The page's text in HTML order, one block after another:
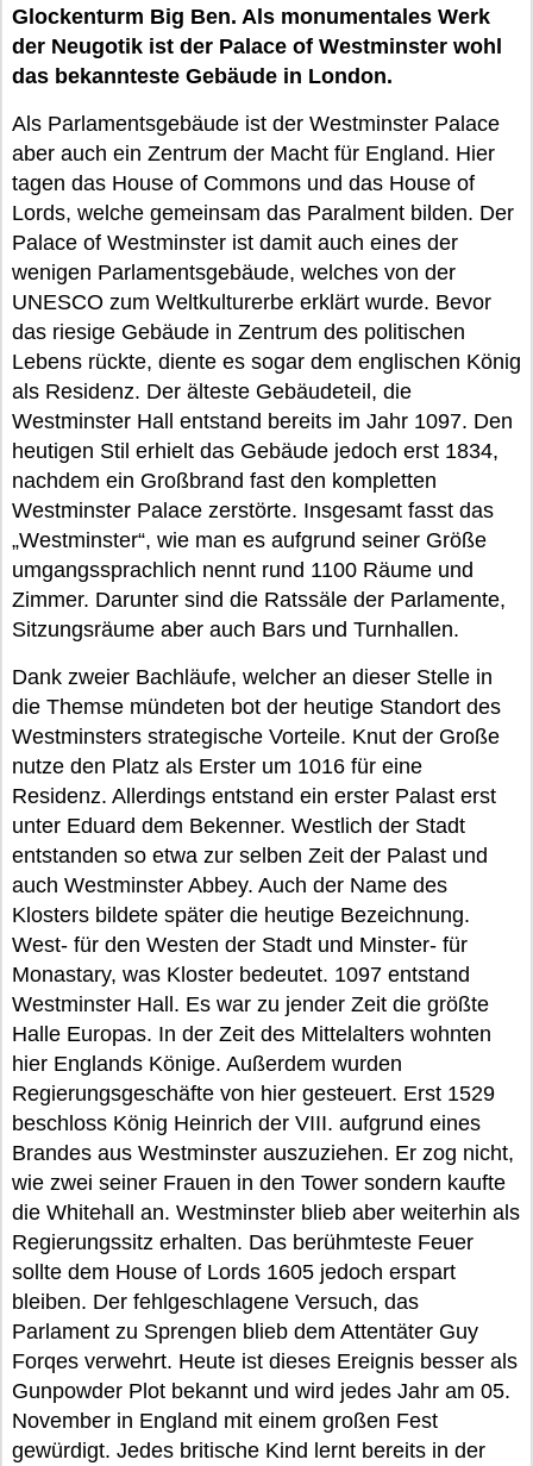
Glockenturm Big Ben. Als monumentales Werk
der Neugotik ist der Palace of Westminster wohl
das bekannteste Gebäude in London.
Als Parlamentsgebäude ist der Westminster Palace
aber auch ein Zentrum der Macht für England. Hier
tagen das House of Commons und das House of
Lords, welche gemeinsam das Paralment bilden. Der
Palace of Westminster ist damit auch eines der
wenigen Parlamentsgebäude, welches von der
UNESCO zum Weltkulturerbe erklärt wurde. Bevor
das riesige Gebäude in Zentrum des politischen
Lebens rückte, diente es sogar dem englischen König
als Residenz. Der älteste Gebäudeteil, die
Westminster Hall entstand bereits im Jahr 1097. Den
heutigen Stil erhielt das Gebäude jedoch erst 1834,
nachdem ein Großbrand fast den kompletten
Westminster Palace zerstörte. Insgesamt fasst das
„Westminster“, wie man es aufgrund seiner Größe
umgangssprachlich nennt rund 1100 Räume und
Zimmer. Darunter sind die Ratssäle der Parlamente,
Sitzungsräume aber auch Bars und Turnhallen.
Dank zweier Bachläufe, welcher an dieser Stelle in
die Themse mündeten bot der heutige Standort des
Westminsters strategische Vorteile. Knut der Große
nutze den Platz als Erster um 1016 für eine
Residenz. Allerdings entstand ein erster Palast erst
unter Eduard dem Bekenner. Westlich der Stadt
entstanden so etwa zur selben Zeit der Palast und
auch Westminster Abbey. Auch der Name des
Klosters bildete später die heutige Bezeichnung.
West- für den Westen der Stadt und Minster- für
Monastary, was Kloster bedeutet. 1097 entstand
Westminster Hall. Es war zu jender Zeit die größte
Halle Europas. In der Zeit des Mittelalters wohnten
hier Englands Könige. Außerdem wurden
Regierungsgeschäfte von hier gesteuert. Erst 1529
beschloss König Heinrich der VIII. aufgrund eines
Brandes aus Westminster auszuziehen. Er zog nicht,
wie zwei seiner Frauen in den Tower sondern kaufte
die Whitehall an. Westminster blieb aber weiterhin als
Regierungssitz erhalten. Das berühmteste Feuer
sollte dem House of Lords 1605 jedoch erspart
bleiben. Der fehlgeschlagene Versuch, das
Parlament zu Sprengen blieb dem Attentäter Guy
Forqes verwehrt. Heute ist dieses Ereignis besser als
Gunpowder Plot bekannt und wird jedes Jahr am 05.
November in England mit einem großen Fest
gewürdigt. Jedes britische Kind lernt bereits in der